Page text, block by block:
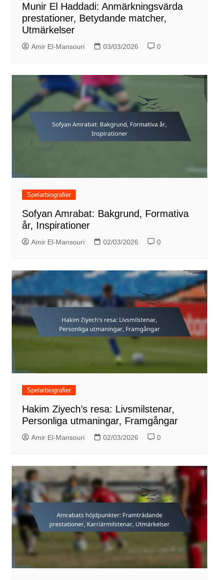
Munir El Haddadi: Anmärkningsvärda
prestationer, Betydande matcher,
Utmärkelser
Amir El-Mansouri 03/03/2026 0
Spelarbiografier
Sofyan Amrabat: Bakgrund, Formativa
år, Inspirationer
Amir El-Mansouri 02/03/2026 0
Spelarbiografier
Hakim Ziyech’s resa: Livsmilstenar,
Personliga utmaningar, Framgångar
Amir El-Mansouri 02/03/2026 0